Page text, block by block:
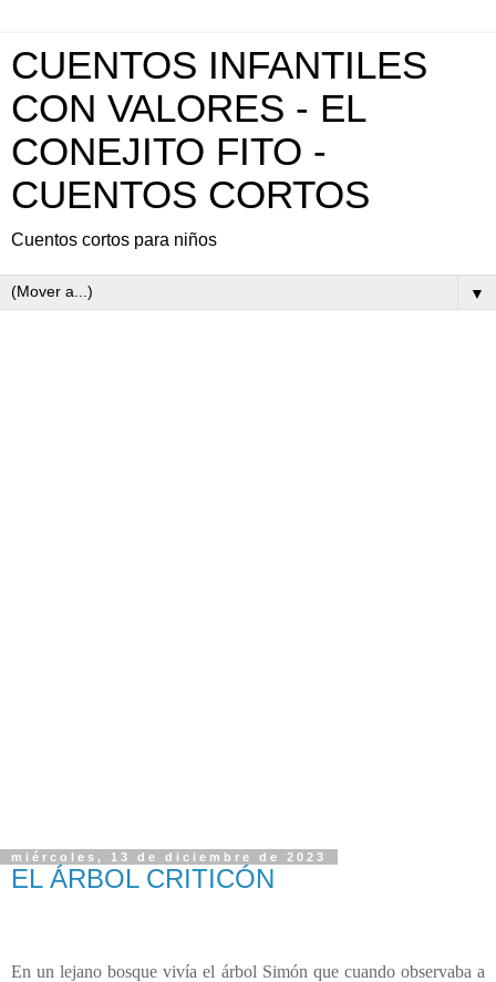
CUENTOS INFANTILES
CON VALORES - EL
CONEJITO FITO -
CUENTOS CORTOS
Cuentos cortos para niños
▼
miércoles, 13 de diciembre de 2023
EL ÁRBOL CRITICÓN
En un lejano bosque vivía el árbol Simón que cuando observaba a